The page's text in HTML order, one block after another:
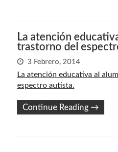
La atención
trastorno del
3 Febrero, 2014
La atención educativa al
espectro autista.
Continue Reading →